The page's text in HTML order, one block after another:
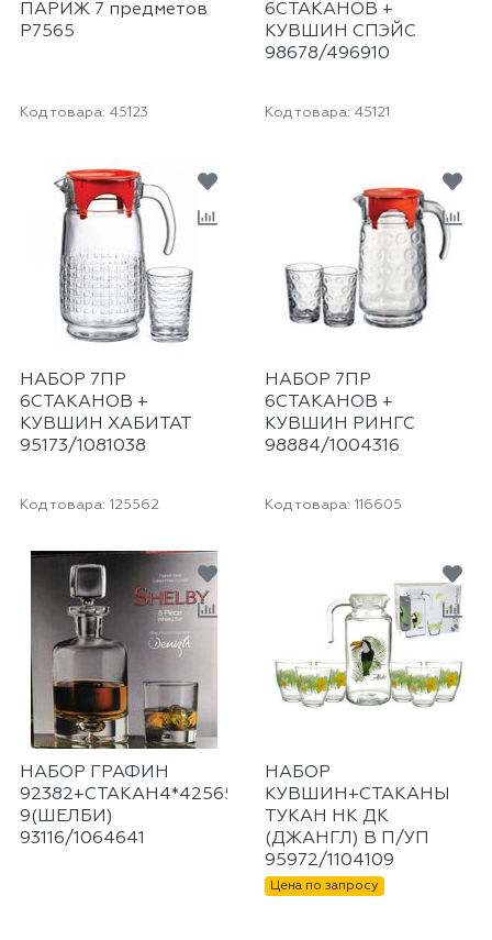
ПАРИЖ 7 предметов
P7565
6СТАКАНОВ +
КУВШИН СПЭЙС
98678/496910
Код товара: 45123
НАБОР 7ПР
6СТАКАНОВ +
КУВШИН ХАБИТАТ
95173/1081038
Код товара: 45121
НАБОР 7ПР
6СТАКАНОВ +
КУВШИН РИНГС
98884/1004316
Код товара: 125562
НАБОР ГРАФИН
92382+СТАКАН4*42565
9(ШЕЛБИ)
93116/1064641
Код товара: 116605
НАБОР
КУВШИН+СТАКАНЫ
ТУКАН НК ДК
(ДЖАНГЛ) В П/УП
95972/1104109
Цена по запросу